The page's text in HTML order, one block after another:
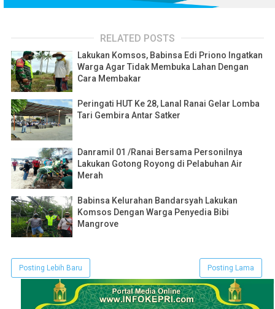
RELATED POSTS
Lakukan Komsos, Babinsa Edi Priono Ingatkan
Warga Agar Tidak Membuka Lahan Dengan
Cara Membakar
Peringati HUT Ke 28, Lanal Ranai Gelar Lomba
Tari Gembira Antar Satker
Danramil 01 /Ranai Bersama Personilnya
Lakukan Gotong Royong di Pelabuhan Air
Merah
Babinsa Kelurahan Bandarsyah Lakukan
Komsos Dengan Warga Penyedia Bibi
Mangrove
Posting Lebih Baru Posting Lama